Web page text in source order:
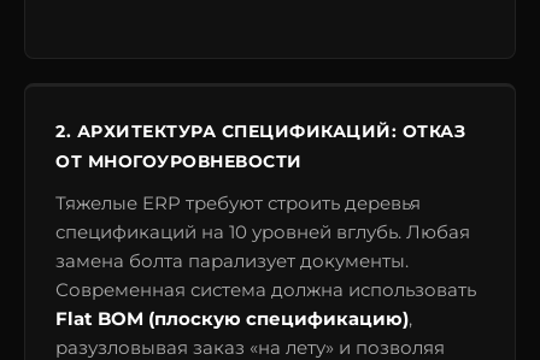
2. АРХИТЕКТУРА СПЕЦИФИКАЦИЙ: ОТКАЗ
ОТ МНОГОУРОВНЕВОСТИ
Тяжелые ERP требуют строить деревья
спецификаций на 10 уровней вглубь. Любая
замена болта парализует документы.
Современная система должна использовать
Flat BOM (плоскую спецификацию),
разузловывая заказ «на лету» и позволяя